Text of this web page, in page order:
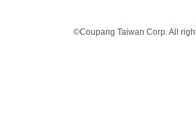
©Coupang Taiwan Corp. All